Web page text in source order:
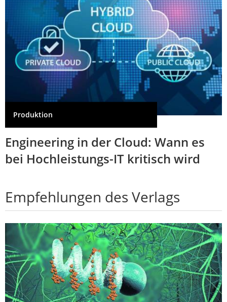
Produktion
Engineering in der Cloud: Wann es
bei Hochleistungs-IT kritisch wird
Empfehlungen des Verlags